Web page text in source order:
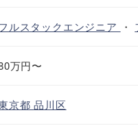
ルスタックエンジニア ・
万円〜
京都品川区